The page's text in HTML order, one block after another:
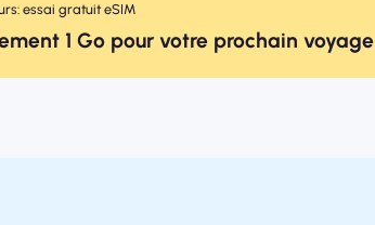
essai gratuit eSIM
1 Go pour votre prochain voyage